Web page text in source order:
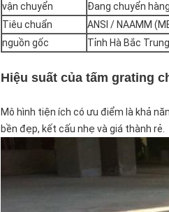
vận chuyển
Đang chuyển hàng
Tiêu chuẩn
ANSI / NAAMM
nguồn gốc
Tỉnh Hà Bắc
Hiệu suất của tấm grating
Mô hình tiện ích có ưu điểm là khả
bền đẹp, kết cấu nhẹ và giá thành rẻ.